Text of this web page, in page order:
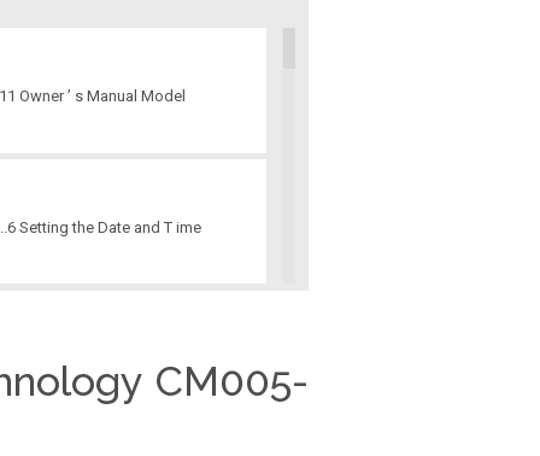
Owner ’ s Manual Model
Setting the Date and T ime
CM005-